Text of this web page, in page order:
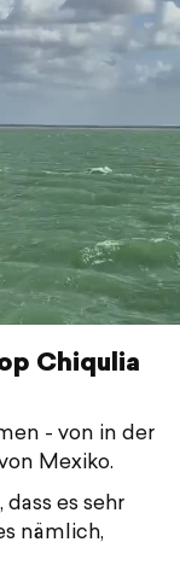
Chiqulia
- von in der
Mexiko.
es sehr
nämlich,